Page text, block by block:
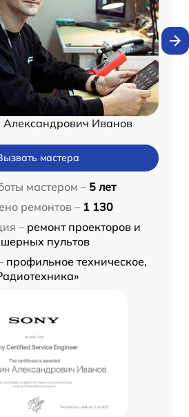
Александрович Иванов
мастера
мастером – 5 лет
ремонтов – 1 130
– ремонт проекторов и
пультов
профильное техническое,